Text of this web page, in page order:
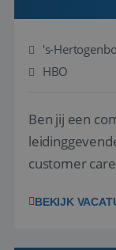
's-
HBO
Ben jij een
customer
successen te
BEKIJK